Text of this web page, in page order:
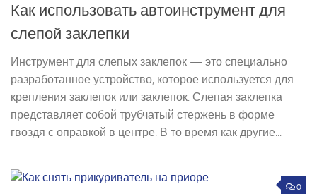
Как использовать автоинструмент для
слепой заклепки
Инструмент для слепых заклепок — это специально
разработанное устройство, которое используется для
крепления заклепок или заклепок. Слепая заклепка
представляет собой трубчатый стержень в форме
гвоздя с оправкой в ​​центре. В то время как другие...
0